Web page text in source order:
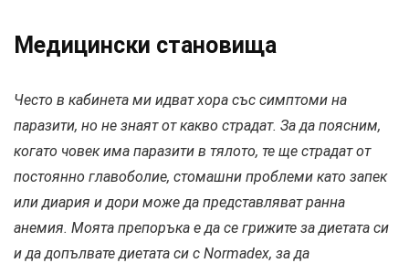
Медицински становища
Често в кабинета ми идват хора със симптоми на
паразити, но не знаят от какво страдат. За да поясним,
когато човек има паразити в тялото, те ще страдат от
постоянно главоболие, стомашни проблеми като запек
или диария и дори може да представляват ранна
анемия. Моята препоръка е да се грижите за диетата си
и да допълвате диетата си с Normadex, за да